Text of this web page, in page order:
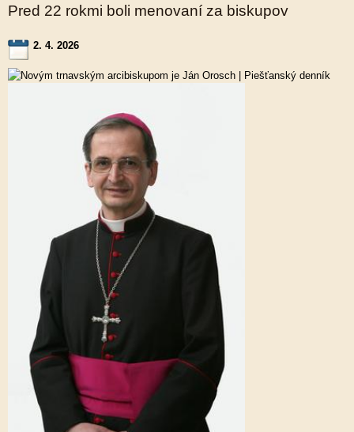
Pred 22 rokmi boli menovaní za biskupov
2. 4. 2026